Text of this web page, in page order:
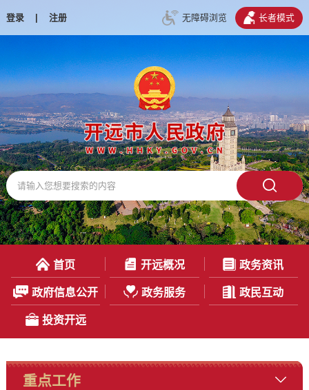
登录 | 注册 无障碍浏览 长者模式
首页 开远概况 政务资讯
政府信息公开 政务服务 政民互动
投资开远
重点工作